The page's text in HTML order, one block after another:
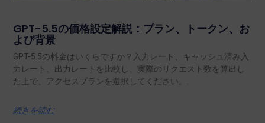
GPT-5.5の価格設定解説：プラン、トークン、お
よび背景
GPT-5.5の料金はいくらですか？入力レート、キャッシュ済み入
力レート、出力レートを比較し、実際のリクエスト数を算出し
た上で、アクセスプランを選択してください。.
続きを読む